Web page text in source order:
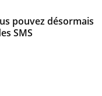
pouvez désormais
SMS